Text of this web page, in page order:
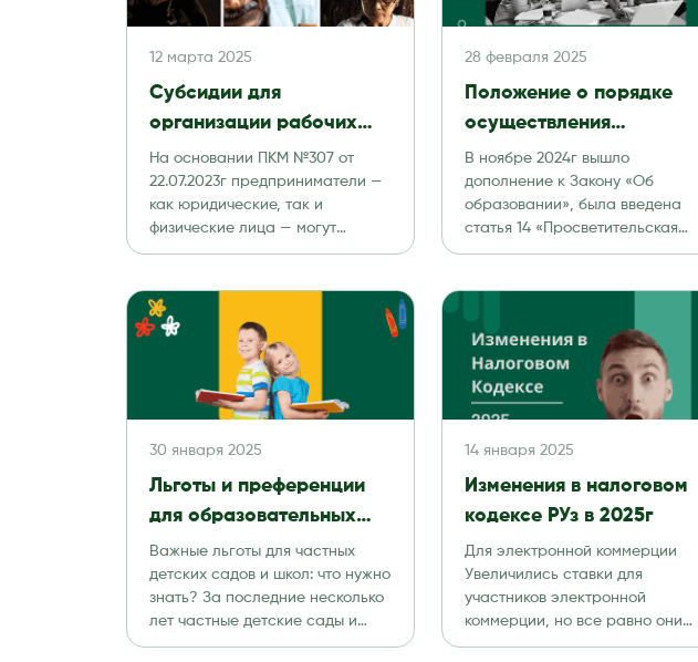
12 марта 2025
Субсидии для
организации рабочих
мест для юридических и
физических лиц
На основании ПКМ №307 от
22.07.2023г предприниматели —
как юридические, так и
физические лица — могут
получить субсидии. Субсидия
28 февраля 2025
Положение о порядке
осуществления
просветительской
деятельности
В ноябре 2024г вышло
дополнение к Закону «Об
образовании», была введена
статья 14 «Просветительская
деятельность». В статье дается
30 января 2025
Льготы и преференции
для образовательных
учреждений
Важные льготы для частных
детских садов и школ: что нужно
знать? За последние несколько
лет частные детские сады и
школы […]
14 января 2025
Изменения в налоговом
кодексе РУз в 2025г
Для электронной коммерции
Увеличились ставки для
участников электронной
коммерции, но все равно они
все еще меньше стандартных